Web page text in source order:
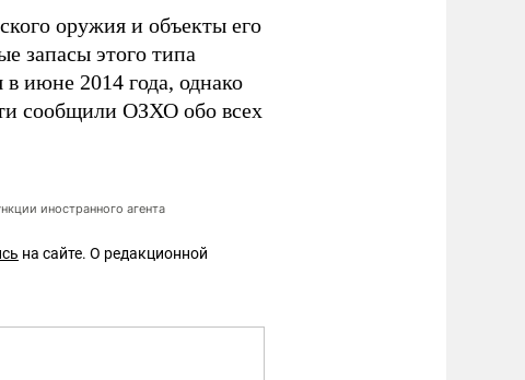
оружия и объекты его
запасы этого типа
июне 2014 года, однако
сообщили ОЗХО обо всех
иностранного агента
на сайте. О редакционной